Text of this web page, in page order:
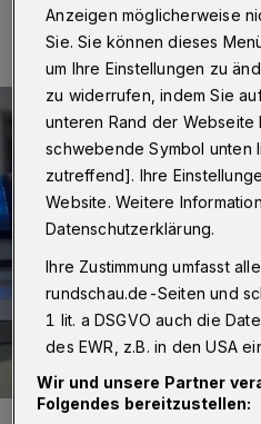
Anzeigen möglicherweise
Sie. Sie können dieses
um Ihre Einstellungen zu
zu widerrufen, indem Sie
unteren Rand der
schwebende Symbol unten
zutreffend]. Ihre
Website. Weitere
Datenschutzerklärung.
Ihre Zustimmung umfasst
rundschau.de-Seiten und
1 lit. a DSGVO auch die
des EWR, z.B. in den USA
Wir und unsere Partner
Folgendes bereitzustellen: